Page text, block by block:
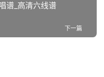
谱_高清六线谱
下一篇